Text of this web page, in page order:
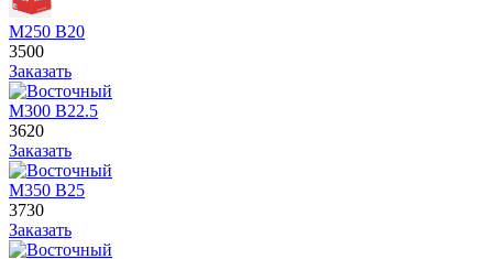
М250 В20
3500
Заказать
М300 В22.5
3620
Заказать
М350 В25
3730
Заказать